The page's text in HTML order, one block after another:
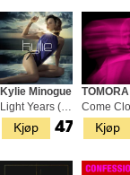
Kjøp
Kylie Minogue
Light Years (2LP)
479,- Kjøp
TOMORA